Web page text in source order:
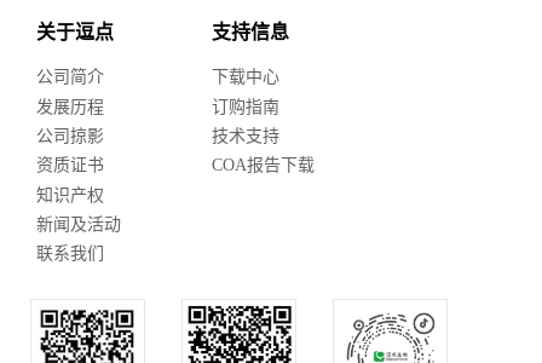
关于逗点
公司简介
发展历程
公司掠影
资质证书
知识产权
新闻及活动
联系我们
支持信息
下载中心
订购指南
技术支持
COA报告下载